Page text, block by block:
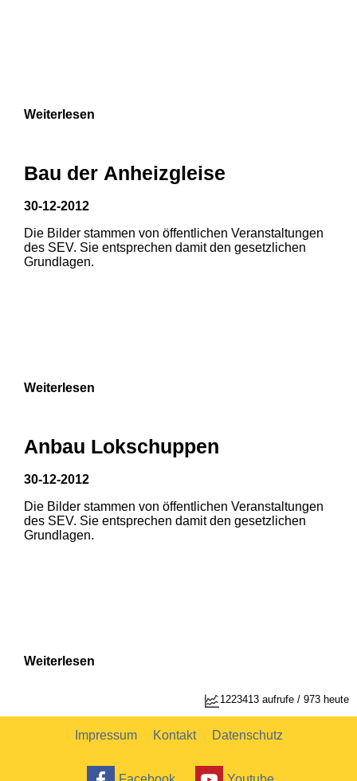
1 2
1 2
3
Weiterlesen
Bau der Anheizgleise
30-12-2012
Die Bilder stammen von öffentlichen Veranstaltungen
des SEV. Sie entsprechen damit den gesetzlichen
Grundlagen.
Weiterlesen
Anbau Lokschuppen
30-12-2012
Die Bilder stammen von öffentlichen Veranstaltungen
des SEV. Sie entsprechen damit den gesetzlichen
Grundlagen.
Weiterlesen
1223413 aufrufe / 973 heute
Impressum Kontakt Datenschutz